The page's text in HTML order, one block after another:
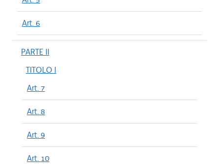
Art. 6
PARTE II
TITOLO I
Art. 7
Art. 8
Art. 9
Art. 10